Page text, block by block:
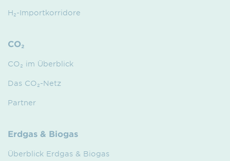
H₂-Importkorridore
CO₂
CO₂ im Überblick
Das CO₂-Netz
Partner
Erdgas & Biogas
Überblick Erdgas & Biogas